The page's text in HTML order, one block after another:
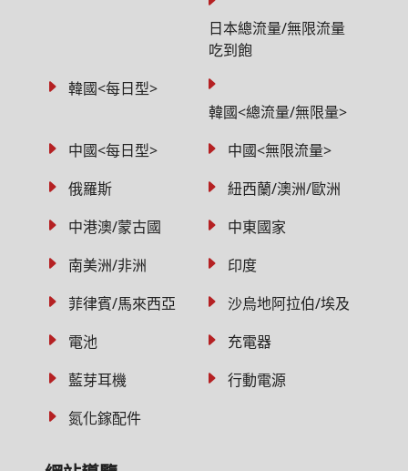
日本總流量/無限流量
吃到飽
韓國<每日型>
韓國<總流量/無限量>
中國<每日型>
中國<無限流量>
俄羅斯
紐西蘭/澳洲/歐洲
中港澳/蒙古國
中東國家
南美洲/非洲
印度
菲律賓/馬來西亞
沙烏地阿拉伯/埃及
電池
充電器
藍芽耳機
行動電源
氮化鎵配件